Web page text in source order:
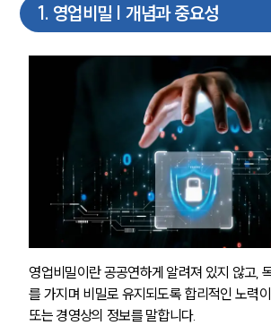
1. 영업비밀 | 개념과 중요성
영업비밀이란 공공연하게 알려져 있지 않고,
를 가지며 비밀로 유지되도록 합리적인 노력
또는 경영상의 정보를 말합니다.